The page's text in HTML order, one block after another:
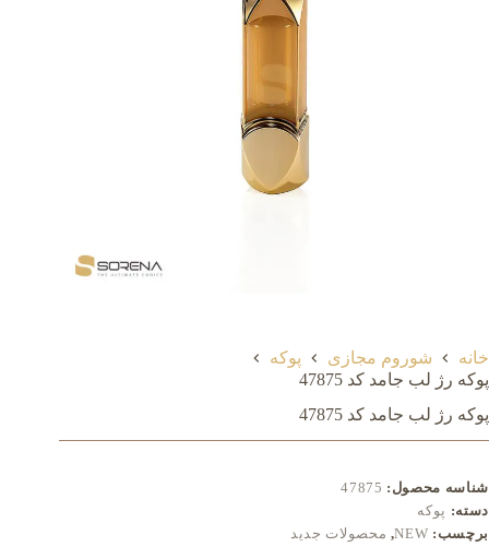
خانه شوروم مجازی
پوکه
پوکه رژ لب جامد کد 47875
پوکه رژ لب جامد کد 47875
شناسه محصول: 47875
دسته: پوکه
برچسب: NEW
, محصولات جدید